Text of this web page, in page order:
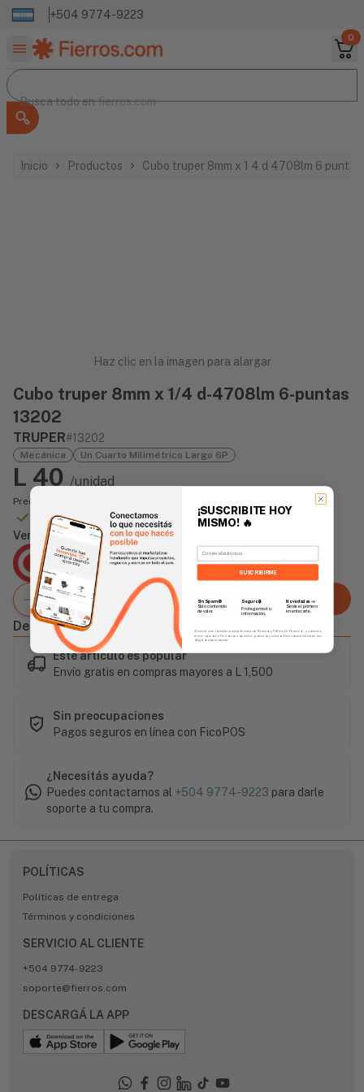
+504 9774-9223
0
Buscar productos
Busca todo en
Busca todo enfierros.com
Inicio Productos Cubo truper 8mm x 1 4 d 4708lm 6 puntas
Haz clic en la imagen para alargar
Cubo truper 8mm x 1/4 d-4708lm 6-puntas
13202
TRUPER#13202
Mecánica Un Cuarto Milimétrico Largo 6P
L 40 /unidad
Precio incluye impuesto sobre ventas
Disponible Online
Vendido Por:
Agencia Global
2 días - Tiempo de Entrega Promedio
Agregar al carrito
Descripción
Este artículo es popular
Envío gratis en compras mayores a L 1,500
Sin preocupaciones
Pagos seguros en línea con FicoPOS
¿Necesitás ayuda?
Puedes contactarnos al +504 9774-9223 para darle
soporte a tu compra.
POLÍTICAS
Políticas de entrega
Términos y condiciones
SERVICIO AL CLIENTE
+504 9774-9223
soporte@fierros.com
DESCARGÁ LA APP
¡SUSCRIBITE HOY
MISMO! 🔥
Email
SUSCRIBIRME
Sin Spam 🚫
Solo contenido
de valor.
Seguro 🔒
Protegemos tu
información.
Novedades 📣
Serás el primero
en enterarte.
Al enviar este formulario, aceptás nuestros Términos y Política de Privacidad, y consentís
recibir correos de Fierros con novedades, productos y eventos. Este consentimiento no es
obligatorio para comprar.